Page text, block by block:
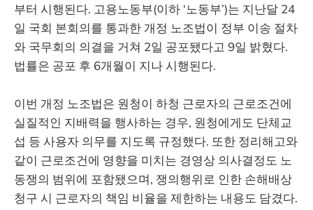
부터 시행된다. 고용노동부(이하 ‘노동부’)는 지난달 24
일 국회 본회의를 통과한 개정 노조법이 정부 이송 절차
와 국무회의 의결을 거쳐 2일 공포됐다고 9일 밝혔다.
법률은 공포 후 6개월이 지나 시행된다.
이번 개정 노조법은 원청이 하청 근로자의 근로조건에
실질적인 지배력을 행사하는 경우, 원청에게도 단체교
섭 등 사용자 의무를 지도록 규정했다. 또한 정리해고와
같이 근로조건에 영향을 미치는 경영상 의사결정도 노
동쟁의 범위에 포함됐으며, 쟁의행위로 인한 손해배상
청구 시 근로자의 책임 비율을 제한하는 내용도 담겼다.